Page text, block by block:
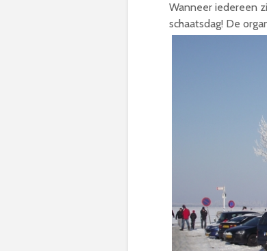
Wanneer iedereen
schaatsdag! De